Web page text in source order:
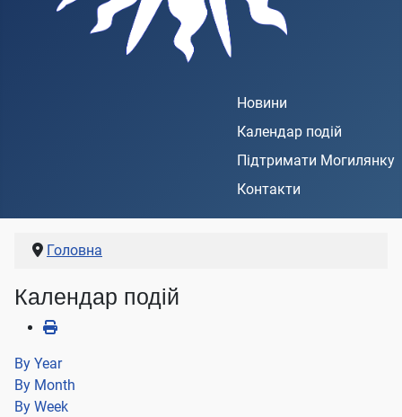
Новини
Календар подій
Підтримати Могилянку
Контакти
Головна
Календар подій
By Year
By Month
By Week